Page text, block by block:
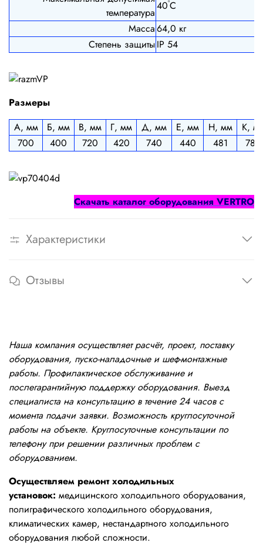
температура
40ºС
Масса64,0 кг
Степень защитыIP 54
Размеры
А, мм
Б, мм В, мм Г, мм Д, мм Е, мм Н, мм
К,
700
400 720 420 740 440 481 780
Cкачать каталог оборудования VERTRO
Характеристики
Отзывы
Наша компания осуществляет расчёт, проект, поставку
оборудования, пуско-наладочные и шеф-монтажные
работы. Профилактическое обслуживание и
послегарантийную поддержку оборудования. Выезд
специалиста на консультацию в течение 24 часов с
момента подачи заявки. Возможность круглосуточной
работы на объекте. Круглосуточные консультации по
телефону при решении различных проблем с
оборудованием.
Осуществляем ремонт холодильных
установок: медицинского холодильного оборудования,
полиграфического холодильного оборудования,
климатических камер, нестандартного холодильного
оборудования любой сложности.